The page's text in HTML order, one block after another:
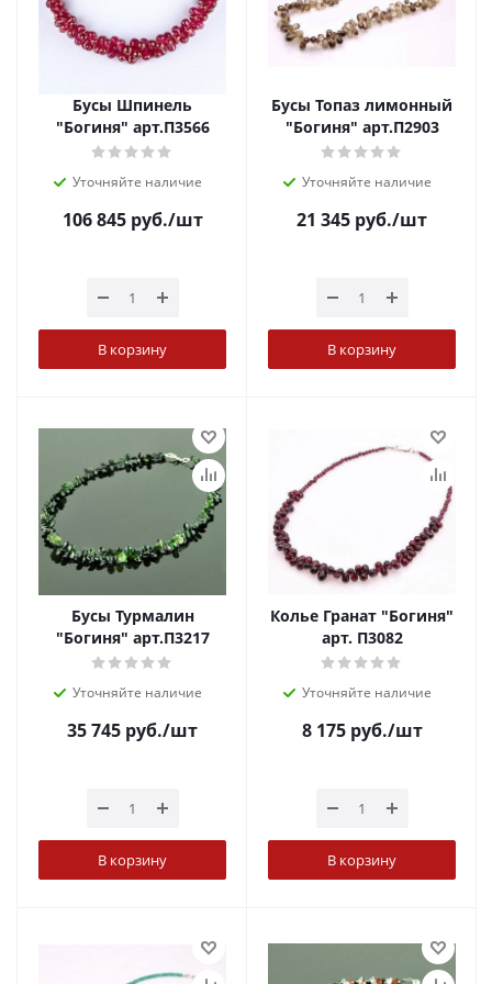
Бусы Шпинель
"Богиня" арт.П3566
Уточняйте наличие
106 845руб./шт
В корзину
Бусы Топаз лимонный
"Богиня" арт.П2903
Уточняйте наличие
21 345 руб./шт
В корзину
Бусы Турмалин
"Богиня" арт.П3217
Уточняйте наличие
35 745 руб./шт
В корзину
Колье Гранат "Богиня"
арт. П3082
Уточняйте наличие
8 175руб./шт
В корзину